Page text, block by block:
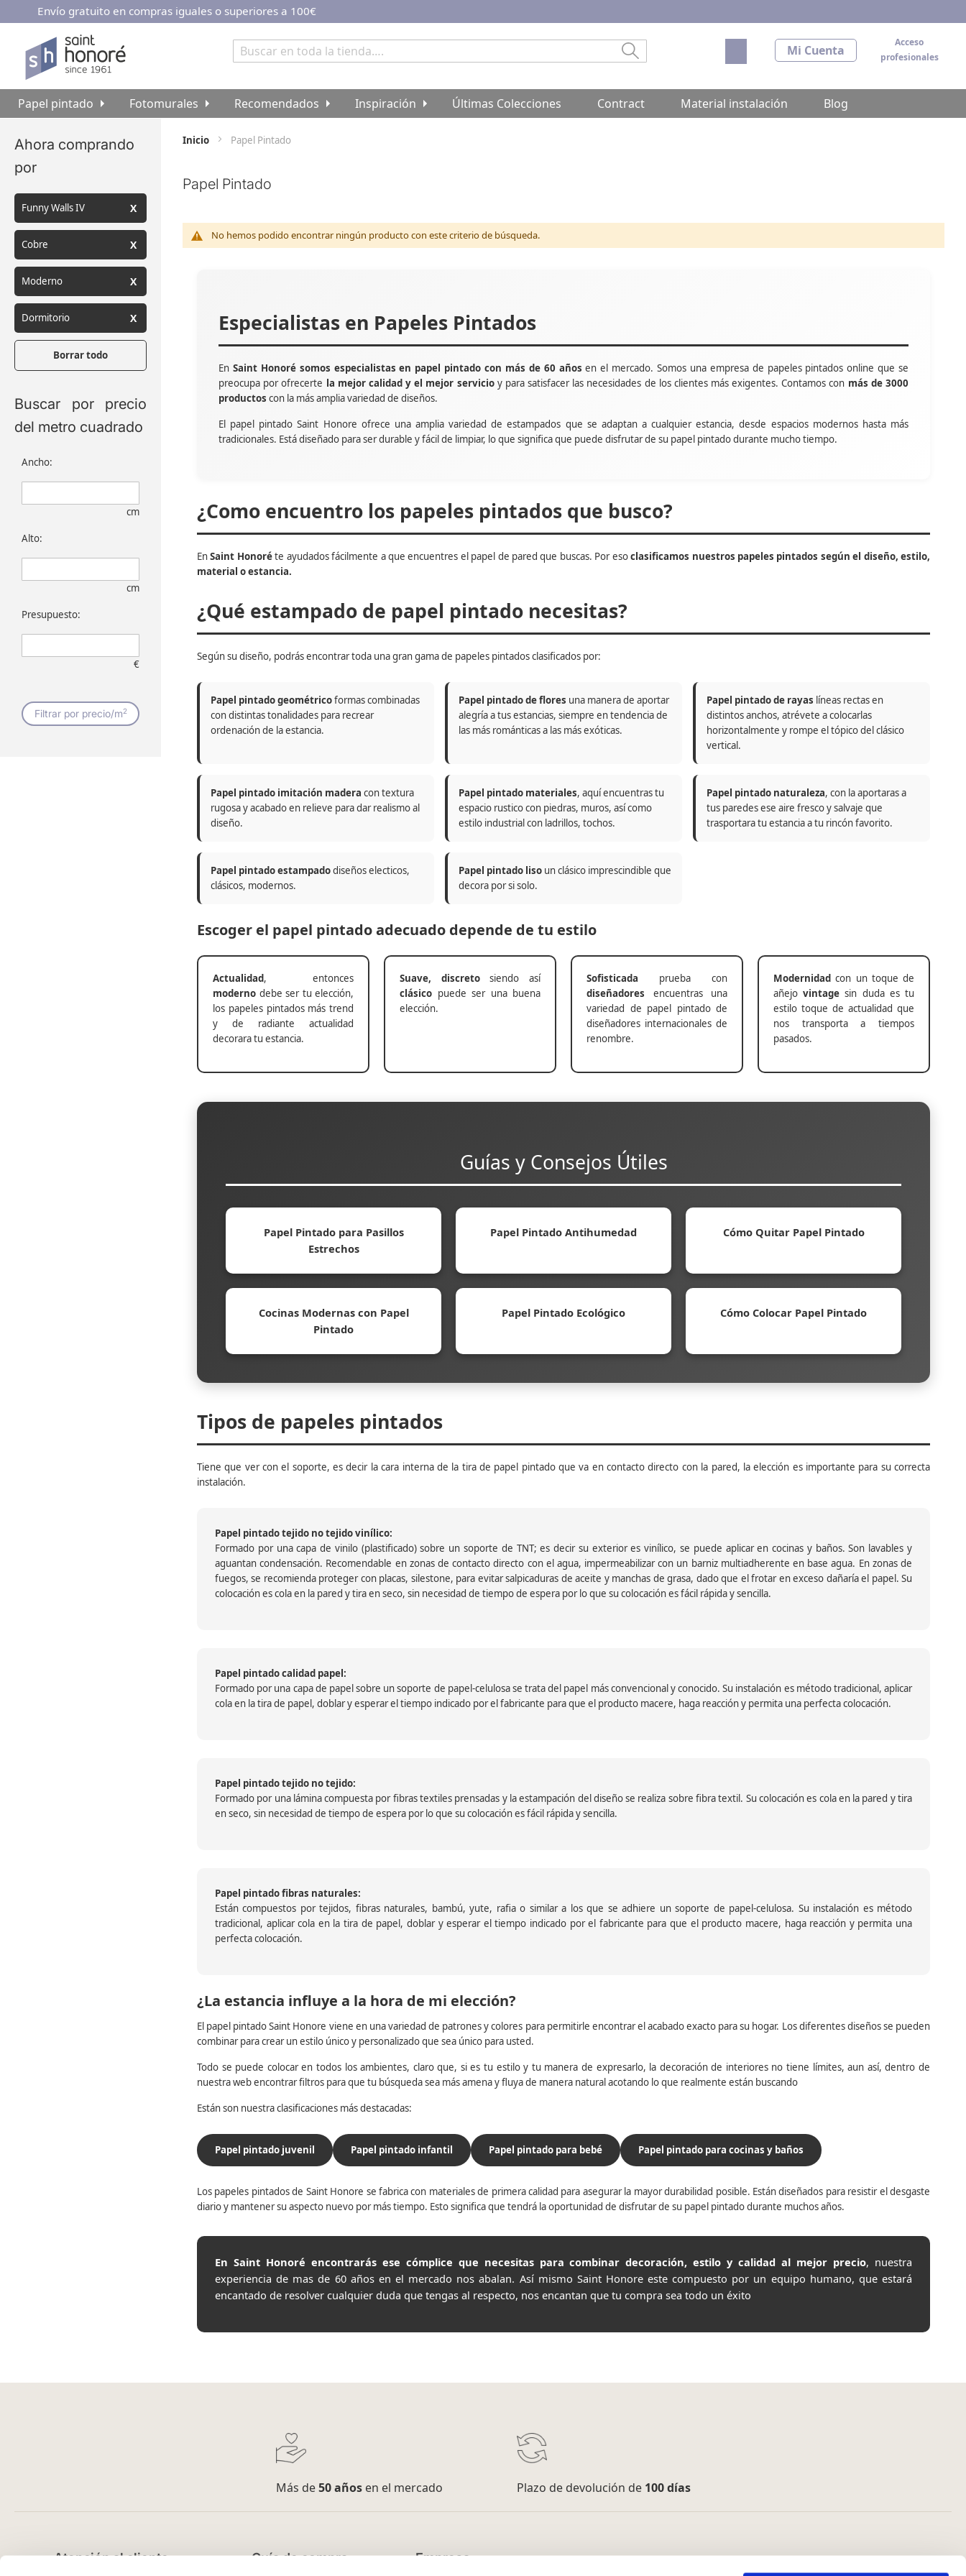
Ir
contenido
Envío gratuito en compras iguales o superiores a 100€
Acceso
profesionales
Mi Cuenta
Mi carrito
Papel pintado Fotomurales Recomendados Inspiración Últimas Colecciones Contract Material instalación Blog
Inicio Papel Pintado
Papel Pintado
No hemos podido encontrar ningún producto con este criterio de búsqueda.
Especialistas en Papeles Pintados
En Saint Honoré somos especialistas en papel pintado con más de 60 años en el mercado. Somos una empresa de papeles pintados online que se
preocupa por ofrecerte la mejor calidad y el mejor servicioy para satisfacer las necesidades de los clientes más exigentes. Contamos con más de 3000
productos con la más amplia variedad de diseños.
El papel pintado Saint Honore ofrece una amplia variedad de estampados que se adaptan a cualquier estancia, desde espacios modernos hasta más
tradicionales. Está diseñado para ser durable y fácil de limpiar, lo que significa que puede disfrutar de su papel pintado durante mucho tiempo.
¿Como encuentro los papeles pintados que busco?
EnSaint Honoréte ayudados fácilmente a que encuentres el papel de pared que buscas. Por esoclasificamos nuestros papeles pintados según el diseño, estilo,
material o estancia.
¿Qué estampado de papel pintado necesitas?
Según su diseño, podrás encontrar toda una gran gama de papeles pintados clasificados por:
Papel pintado geométricoformas combinadas
con distintas tonalidades para recrear
ordenación de la estancia.
Papel pintado de flores una manera de aportar
alegría a tus estancias, siempre en tendencia de
las más románticas a las más exóticas.
Papel pintado de rayas líneas rectas en
distintos anchos, atrévete a colocarlas
horizontalmente y rompe el tópico del clásico
vertical.
Papel pintado imitación madera con textura
rugosa y acabado en relieve para dar realismo al
diseño.
Papel pintado materiales, aquí encuentras tu
espacio rustico con piedras, muros, así como
estilo industrial con ladrillos, tochos.
Papel pintado naturaleza, con la aportaras a
tus paredes ese aire fresco y salvaje que
trasportara tu estancia a tu rincón favorito.
Papel pintado estampadodiseños electicos,
clásicos, modernos.
Papel pintado liso un clásico imprescindible que
decora por si solo.
Escoger el papel pintado adecuado depende de tu estilo
Actualidad, entonces
moderno debe ser tu elección,
los papeles pintados más trend
y de radiante actualidad
decorara tu estancia.
Suave, discretosiendo así
clásico puede ser una buena
elección.
Sofisticada prueba con
diseñadores encuentras una
variedad de papel pintado de
diseñadores internacionales de
renombre.
Modernidad con un toque de
añejovintage sin duda es tu
estilo toque de actualidad que
nos transporta a tiempos
pasados.
Guías y Consejos Útiles
Papel Pintado para Pasillos
Estrechos
Papel Pintado Antihumedad Cómo Quitar Papel Pintado
Cocinas Modernas con Papel
Pintado
Papel Pintado Ecológico Cómo Colocar Papel Pintado
Tipos de papeles pintados
Tiene que ver con el soporte, es decir la cara interna de la tira de papel pintado que va en contacto directo con la pared, la elección es importante para su correcta
instalación.
Papel pintado tejido no tejido vinílico:
Formado por una capa de vinilo (plastificado) sobre un soporte de TNT; es decir su exterior es vinílico, se puede aplicar en cocinas y baños. Son lavables y
aguantan condensación. Recomendable en zonas de contacto directo con el agua, impermeabilizar con un barniz multiadherente en base agua. En zonas de
fuegos, se recomienda proteger con placas, silestone, para evitar salpicaduras de aceite y manchas de grasa, dado que el frotar en exceso dañaría el papel. Su
colocación es cola en la pared y tira en seco, sin necesidad de tiempo de espera por lo que su colocación es fácil rápida y sencilla.
Papel pintado calidad papel:
Formado por una capa de papel sobre un soporte de papel-celulosa se trata del papel más convencional y conocido. Su instalación es método tradicional, aplicar
cola en la tira de papel, doblar y esperar el tiempo indicado por el fabricante para que el producto macere, haga reacción y permita una perfecta colocación.
Papel pintado tejido no tejido:
Formado por una lámina compuesta por fibras textiles prensadas y la estampación del diseño se realiza sobre fibra textil. Su colocación es cola en la pared y tira
en seco, sin necesidad de tiempo de espera por lo que su colocación es fácil rápida y sencilla.
Papel pintado fibras naturales:
Están compuestos por tejidos, fibras naturales, bambú, yute, rafia o similar a los que se adhiere un soporte de papel-celulosa. Su instalación es método
tradicional, aplicar cola en la tira de papel, doblar y esperar el tiempo indicado por el fabricante para que el producto macere, haga reacción y permita una
perfecta colocación.
¿La estancia influye a la hora de mi elección?
El papel pintado Saint Honore viene en una variedad de patrones y colores para permitirle encontrar el acabado exacto para su hogar. Los diferentes diseños se pueden
combinar para crear un estilo único y personalizado que sea único para usted.
Todo se puede colocar en todos los ambientes, claro que, si es tu estilo y tu manera de expresarlo, la decoración de interiores no tiene límites, aun así, dentro de
nuestra web encontrar filtros para que tu búsqueda sea más amena y fluya de manera natural acotando lo que realmente están buscando
Están son nuestra clasificaciones más destacadas:
Papel pintado juvenil Papel pintado infantil Papel pintado para bebé Papel pintado para cocinas y baños
Los papeles pintados de Saint Honore se fabrica con materiales de primera calidad para asegurar la mayor durabilidad posible. Están diseñados para resistir el desgaste
diario y mantener su aspecto nuevo por más tiempo. Esto significa que tendrá la oportunidad de disfrutar de su papel pintado durante muchos años.
En Saint Honoré encontrarás ese cómplice que necesitas para combinar decoración, estilo y calidad al mejor precio, nuestra
experiencia de mas de 60 años en el mercado nos abalan. Así mismo Saint Honore este compuesto por un equipo humano, que estará
encantado de resolver cualquier duda que tengas al respecto, nos encantan que tu compra sea todo un éxito
Buscar por precio
del metro cuadrado
Ancho:
cm
Alto:
cm
Presupuesto:
€
Filtrar por precio/m2
Ahora comprando
por
Funny Walls IV
Cobre
Moderno
Dormitorio
Borrar todo
Más de50 añosen el mercado Plazo de devolución de 100 días
Atención al cliente Guía de compra Empresa